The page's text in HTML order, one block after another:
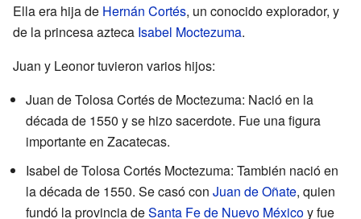
Ella era hija de Hernán Cortés, un conocido explorador, y
de la princesa azteca Isabel Moctezuma.
Juan y Leonor tuvieron varios hijos:
Juan de Tolosa Cortés de Moctezuma: Nació en la
década de 1550 y se hizo sacerdote. Fue una figura
importante en Zacatecas.
Isabel de Tolosa Cortés Moctezuma: También nació en
la década de 1550. Se casó con Juan de Oñate, quien
fundó la provincia deSanta Fe de Nuevo Méxicoy fue